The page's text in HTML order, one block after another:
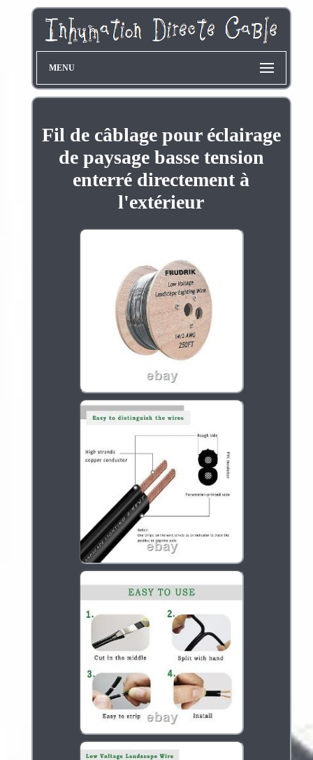
MENU
Fil de câblage pour éclairage
de paysage basse tension
enterré directement à
l'extérieur